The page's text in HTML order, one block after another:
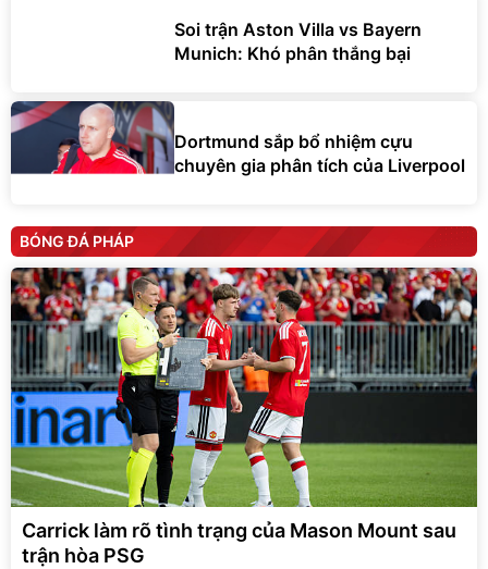
Soi trận Aston Villa vs Bayern
Munich: Khó phân thắng bại
Dortmund sắp bổ nhiệm cựu
chuyên gia phân tích của Liverpool
BÓNG ĐÁ PHÁP
Carrick làm rõ tình trạng của Mason Mount sau
trận hòa PSG